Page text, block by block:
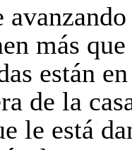
más
están
de la
le está